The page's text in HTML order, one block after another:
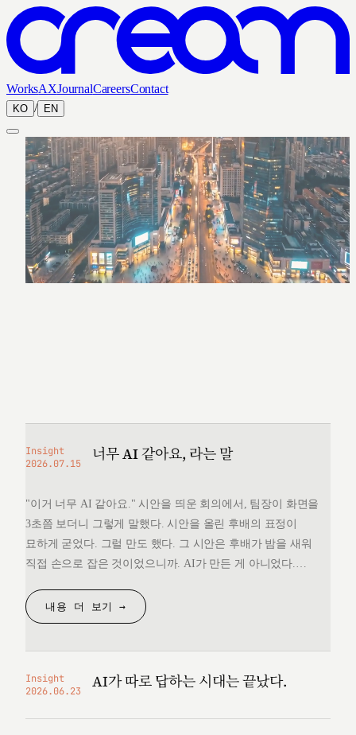
WorksAXJournalCareersContact
KO / EN
Insight
2026.07.15
너무 AI 같아요, 라는 말
"이거 너무 AI 같아요." 시안을 띄운 회의에서, 팀장이 화면을
3초쯤 보더니 그렇게 말했다. 시안을 올린 후배의 표정이
묘하게 굳었다. 그럴 만도 했다. 그 시안은 후배가 밤을 새워
직접 손으로 잡은 것이었으니까. AI가 만든 게 아니었다.
것을 변호할 언어를 끝내 찾지 못했다. 돌아오는 길에
생각했다. 대체 "AI 같다"는…
내용 더 보기 →
Insight
2026.06.23
AI가 따로 답하는 시대는 끝났다.